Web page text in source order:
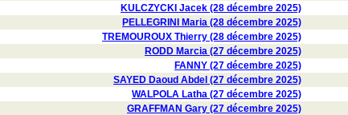
KULCZYCKI Jacek (28 décembre 2025)
PELLEGRINI Maria (28 décembre 2025)
TREMOUROUX Thierry (28 décembre 2025)
RODD Marcia (27 décembre 2025)
FANNY (27 décembre 2025)
SAYED Daoud Abdel (27 décembre 2025)
WALPOLA Latha (27 décembre 2025)
GRAFFMAN Gary (27 décembre 2025)